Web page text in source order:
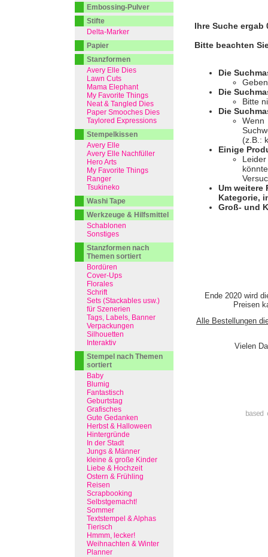
Ihre Suche ergab
Bitte beachten
Die
Die
Bitte
Die
(z.B.:
Einige
Um weitere
Kategorie,
Groß- und
Ende 2020 wird
Preisen
Alle Bestellungen
Vielen
Embossing-Pulver
Stifte
Delta-Marker
Papier
Stanzformen
Avery Elle Dies
Lawn Cuts
Mama Elephant
My Favorite Things
Neat & Tangled Dies
Paper Smooches Dies
Taylored Expressions
Stempelkissen
Avery Elle
Avery Elle Nachfüller
Hero Arts
My Favorite Things
Ranger
Tsukineko
Washi Tape
Werkzeuge & Hilfsmittel
Schablonen
Sonstiges
Stanzformen nach
Themen sortiert
Bordüren
Cover-Ups
Florales
Schrift
Sets (Stackables usw.)
für Szenerien
Tags, Labels, Banner
Verpackungen
Silhouetten
Interaktiv
Stempel nach Themen
sortiert
Baby
Blumig
Fantastisch
Geburtstag
Grafisches
Gute Gedanken
Herbst & Halloween
Hintergründe
In der Stadt
Jungs & Männer
kleine & große Kinder
Liebe & Hochzeit
Ostern & Frühling
Reisen
Scrapbooking
Selbstgemacht!
Sommer
Textstempel & Alphas
Tierisch
Hmmm, lecker!
Weihnachten & Winter
Planner